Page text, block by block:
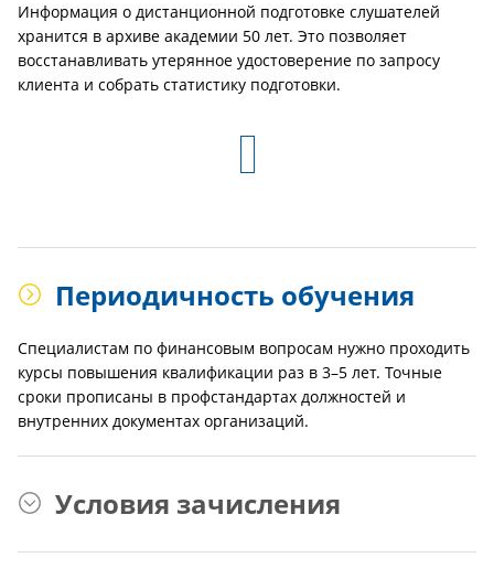
Информация о дистанционной подготовке слушателей
хранится в архиве академии 50 лет. Это позволяет
восстанавливать утерянное удостоверение по запросу
клиента и собрать статистику подготовки.
Периодичность обучения
Специалистам по финансовым вопросам нужно проходить
курсы повышения квалификации раз в 3–5 лет. Точные
сроки прописаны в профстандартах должностей и
внутренних документах организаций.
Условия зачисления